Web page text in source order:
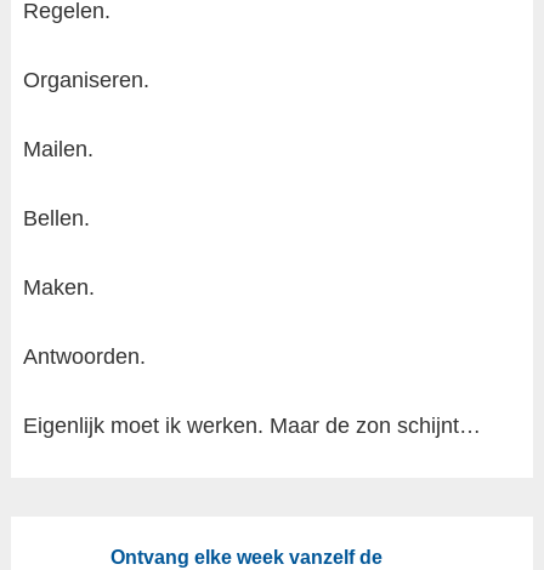
Regelen.
Organiseren.
Mailen.
Bellen.
Maken.
Antwoorden.
Eigenlijk moet ik werken. Maar de zon schijnt…
Ontvang elke week vanzelf de